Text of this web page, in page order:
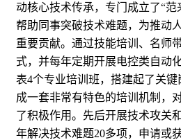
动核心技术传承，专门成立了“
帮助同事突破技术难题，为推动
重要贡献。通过技能培训、名师
式，并每年定期开展电控类自动
表4个专业培训班，搭建起了关
成一套非常有特色的培训机制，
了积极作用。先后开展技术攻关
年解决技术难题20多项，申请或